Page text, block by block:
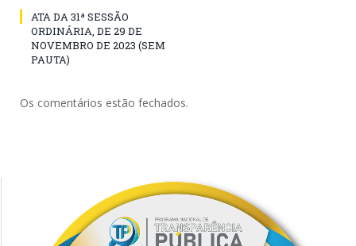
ATA DA 31ª SESSÃO
ORDINÁRIA, DE 29 DE
NOVEMBRO DE 2023 (SEM
PAUTA)
Os comentários estão fechados.